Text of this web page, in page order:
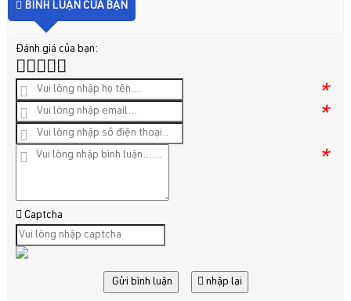
BÌNH LUẬN CỦA BẠN
Đánh giá của bạn:
*
*
*
Captcha
Gửi bình luận nhập lại